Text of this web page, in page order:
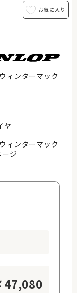
ィンターマック
ヤ
ィンターマック
ージ
47,080